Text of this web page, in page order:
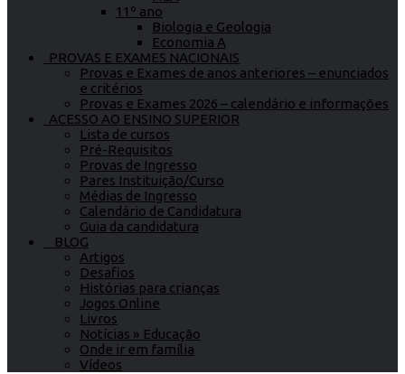
11º ano
Biologia e Geologia
Economia A
PROVAS E EXAMES NACIONAIS
Provas e Exames de anos anteriores – enunciados
e critérios
Provas e Exames 2026 – calendário e informações
ACESSO AO ENSINO SUPERIOR
Lista de cursos
Pré-Requisitos
Provas de Ingresso
Pares Instituição/Curso
Médias de Ingresso
Calendário de Candidatura
Guia da candidatura
BLOG
Artigos
Desafios
Histórias para crianças
Jogos Online
Livros
Notícias » Educação
Onde ir em família
Vídeos